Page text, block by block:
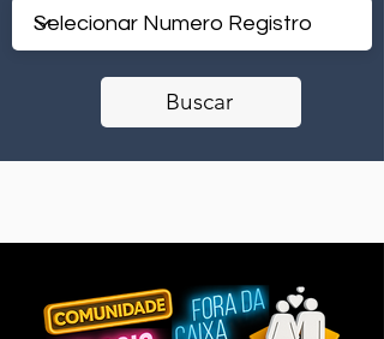
Buscar